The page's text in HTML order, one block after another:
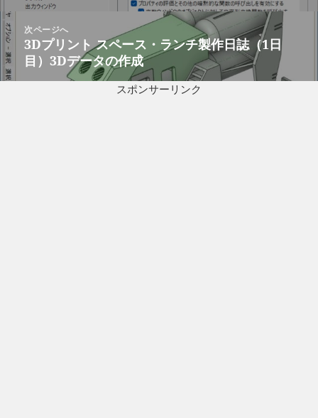
ー
シ
ョ
ン
稿:
次ページへ
次
の
3Dプリント スペース・ランチ製作日誌（1日
目）3Dデータの作成
スポンサーリンク